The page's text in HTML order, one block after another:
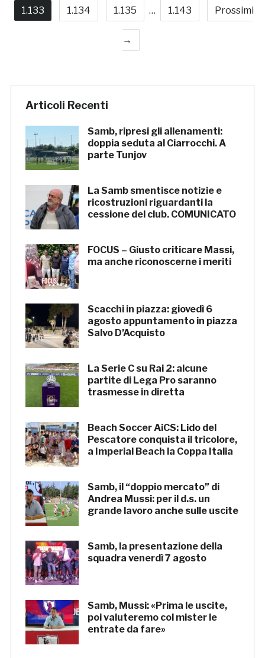
1.133 1.134 1.135 … 1.143 Prossimi
→
Articoli Recenti
Samb, ripresi gli allenamenti:
doppia seduta al Ciarrocchi. A
parte Tunjov
La Samb smentisce notizie e
ricostruzioni riguardanti la
cessione del club. COMUNICATO
FOCUS – Giusto criticare Massi,
ma anche riconoscerne i meriti
Scacchi in piazza: giovedì 6
agosto appuntamento in piazza
Salvo D’Acquisto
La Serie C su Rai 2: alcune
partite di Lega Pro saranno
trasmesse in diretta
Beach Soccer AiCS: Lido del
Pescatore conquista il tricolore,
a Imperial Beach la Coppa Italia
Samb, il “doppio mercato” di
Andrea Mussi: per il d.s. un
grande lavoro anche sulle uscite
Samb, la presentazione della
squadra venerdì 7 agosto
Samb, Mussi: «Prima le uscite,
poi valuteremo col mister le
entrate da fare»